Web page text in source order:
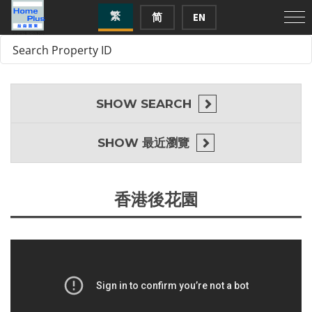
繁 简 EN
香港後花園
SHOW SEARCH
SHOW 最近瀏覽